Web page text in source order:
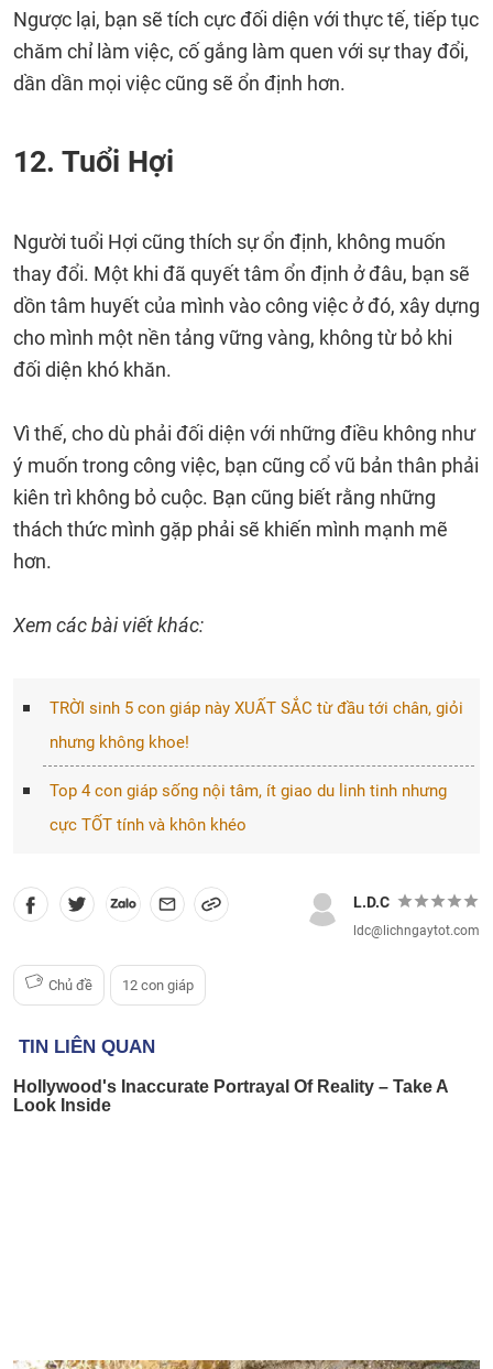
Ngược lại, bạn sẽ tích cực đối diện với thực tế, tiếp tục
chăm chỉ làm việc, cố gắng làm quen với sự thay đổi,
dần dần mọi việc cũng sẽ ổn định hơn.
12. Tuổi Hợi
Người tuổi Hợi cũng thích sự ổn định, không muốn
thay đổi. Một khi đã quyết tâm ổn định ở đâu, bạn sẽ
dồn tâm huyết của mình vào công việc ở đó, xây dựng
cho mình một nền tảng vững vàng, không từ bỏ khi
đối diện khó khăn.
Vì thế, cho dù phải đối diện với những điều không như
ý muốn trong công việc, bạn cũng cổ vũ bản thân phải
kiên trì không bỏ cuộc. Bạn cũng biết rằng những
thách thức mình gặp phải sẽ khiến mình mạnh mẽ
hơn.
Xem các bài viết khác:
TRỜI sinh 5 con giáp này XUẤT SẮC từ đầu tới chân, giỏi
nhưng không khoe!
Top 4 con giáp sống nội tâm, ít giao du linh tinh nhưng
cực TỐT tính và khôn khéo
L.D.C
ldc@lichngaytot.com
Chủ đề 12 con giáp